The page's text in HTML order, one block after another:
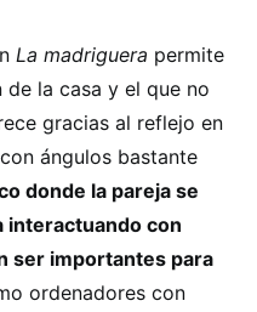
La madriguera permite
la casa y el que no
gracias al reflejo en
ángulos bastante
donde la pareja se
interactuando con
ser importantes para
ordenadores con